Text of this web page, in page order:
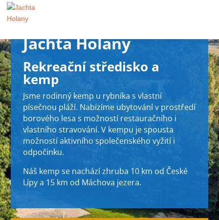
Jachta Holany
Rekreační středisko a
kemp
Jsme rodinný kemp u rybníka s vlastní
písečnou pláží. Nabízíme ubytování v prostředí
borového lesa s možností restauračního i
vlastního stravování. V kempu je spousta
možností aktivního společenského vyžití i
odpočinku.
Náš kemp se nachází zhruba 10 km od České
Lípy a 15 km od Máchova jezera.